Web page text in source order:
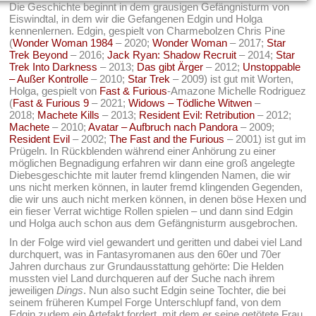
Die Geschichte beginnt in dem grausigen Gefängnisturm von
Eiswindtal, in dem wir die Gefangenen Edgin und Holga
kennenlernen. Edgin, gespielt von Charmebolzen Chris Pine
(Wonder Woman 1984 – 2020;Wonder Woman – 2017; Star
Trek Beyond – 2016;Jack Ryan: Shadow Recruit – 2014; Star
Trek Into Darkness – 2013; Das gibt Ärger – 2012; Unstoppable
– Außer Kontrolle – 2010; Star Trek – 2009) ist gut mit Worten,
Holga, gespielt von Fast & Furious-Amazone Michelle Rodriguez
(Fast & Furious 9 – 2021;Widows – Tödliche Witwen –
2018; Machete Kills – 2013; Resident Evil: Retribution – 2012;
Machete – 2010;Avatar – Aufbruch nach Pandora – 2009;
Resident Evil – 2002;The Fast and the Furious – 2001) ist gut im
Prügeln. In Rückblenden während einer Anhörung zu einer
möglichen Begnadigung erfahren wir dann eine groß angelegte
Diebesgeschichte mit lauter fremd klingenden Namen, die wir
uns nicht merken können, in lauter fremd klingenden Gegenden,
die wir uns auch nicht merken können, in denen böse Hexen und
ein fieser Verrat wichtige Rollen spielen – und dann sind Edgin
und Holga auch schon aus dem Gefängnisturm ausgebrochen.
In der Folge wird viel gewandert und geritten und dabei viel Land
durchquert, was in Fantasyromanen aus den 60er und 70er
Jahren durchaus zur Grundausstattung gehörte: Die Helden
mussten viel Land durchqueren auf der Suche nach ihrem
jeweiligenDings. Nun also sucht Edgin seine Tochter, die bei
seinem früheren Kumpel Forge Unterschlupf fand, von dem